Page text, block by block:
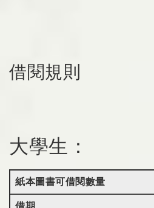
借閱規則
大學生：
紙本圖書可借閱數量
借期